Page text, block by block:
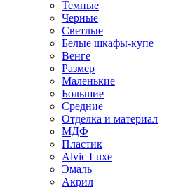
Темные
Черные
Светлые
Белые шкафы-купе
Венге
Размер
Маленькие
Большие
Средние
Отделка и материал
МДФ
Пластик
Alvic Luxe
Эмаль
Акрил